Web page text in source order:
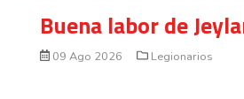
Buena labor de
09 Ago 2026 Legionarios